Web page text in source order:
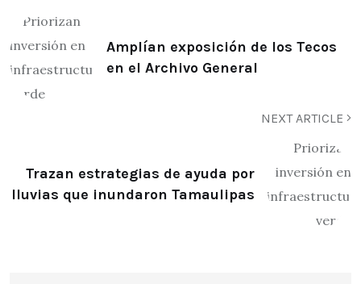
Amplían exposición de los Tecos
en el Archivo General
NEXT ARTICLE
Trazan estrategias de ayuda por
lluvias que inundaron Tamaulipas